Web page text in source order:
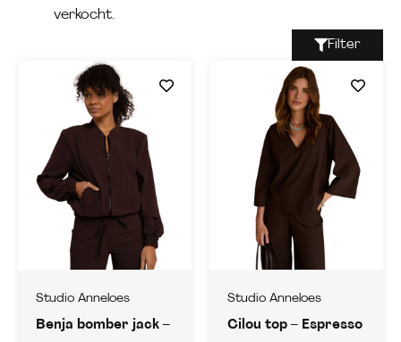
verkocht.
Filter
Studio Anneloes
Benja bomber jack –
Studio Anneloes
Cilou top – Espresso